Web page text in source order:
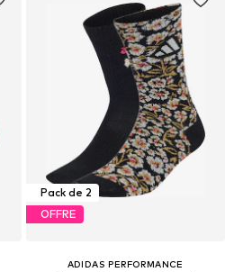
Pack de 2
OFFRE
ADIDAS PERFORMANCE